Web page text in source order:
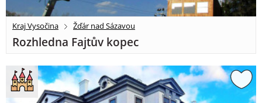
Kraj Vysočina Žďár nad Sázavou
Rozhledna Fajtův kopec